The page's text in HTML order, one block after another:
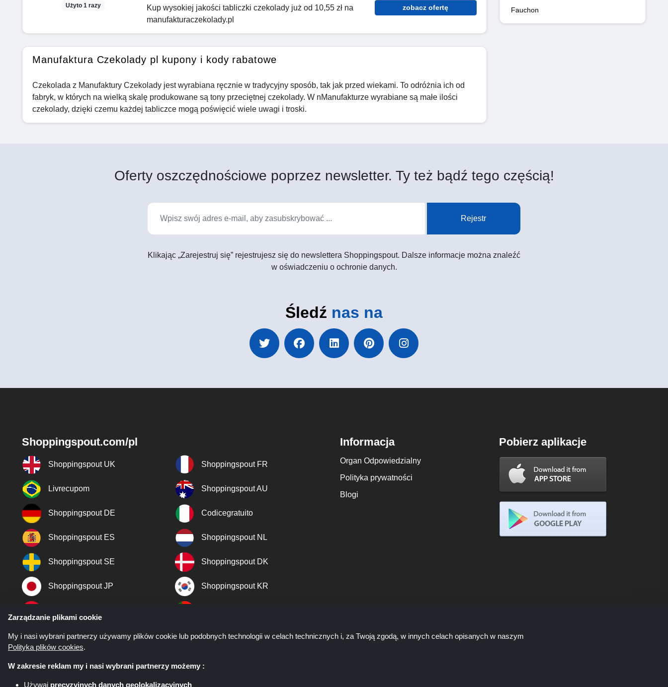
Użyto 1 razy
Kup wysokiej jakości tabliczki czekolady już od 10,55 zł na
manufakturaczekolady.pl
zobacz ofertę
Manufaktura Czekolady pl kupony i kody rabatowe
Czekolada z Manufaktury Czekolady jest wyrabiana ręcznie w tradycyjny sposób, tak jak przed wiekami. To odróżnia ich od
fabryk, w których na wielką skalę produkowane są tony przeciętnej czekolady. W nManufakturze wyrabiane są małe ilości
czekolady, dzięki czemu każdej tabliczce mogą poświęcić wiele uwagi i troski.
Fauchon
Oferty oszczędnościowe poprzez newsletter. Ty też bądź tego częścią!
Rejestr
Klikając „Zarejestruj się” rejestrujesz się do newslettera Shoppingspout. Dalsze informacje można znaleźć
w oświadczeniu o ochronie danych.
Śledź nas na
Shoppingspout.com/pl
Shoppingspout UK Shoppingspout FR
Livrecupom Shoppingspout AU
Shoppingspout DE Codicegratuito
Shoppingspout ES Shoppingspout NL
Shoppingspout SE Shoppingspout DK
Shoppingspout JP Shoppingspout KR
Shoppingspout NO
Informacja
Organ Odpowiedzialny
Polityka prywatności
Blogi
Pobierz aplikacje
Zarządzanie plikami cookie
My i nasi wybrani partnerzy używamy plików cookie lub podobnych technologii w celach technicznych i, za Twoją zgodą, w innych celach opisanych w naszym
Polityka plików cookies.
W zakresie reklam my i nasi wybrani partnerzy możemy :
Używaj precyzyjnych danych geolokalizacyjnych